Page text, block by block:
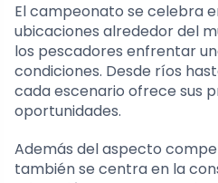
El campeonato se celebra
ubicaciones alrededor del
los pescadores enfrentar
condiciones. Desde ríos
cada escenario ofrece sus
oportunidades.
Además del aspecto
también se centra en la